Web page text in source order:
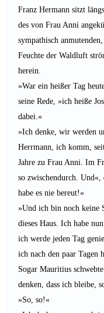
Franz Hermann sitzt
des von Frau Anni
sympathisch
Feuchte der Waldluft
herein.
»War ein heißer Tag
seine Rede, »ich heiße
dabei.«
»Ich denke, wir werden
Herrmann, ich komm,
Jahre zu Frau Anni. Im
so zwischendurch.
habe es nie bereut!«
»Und ich bin noch keine
dieses Haus. Ich habe
ich werde jeden Tag
ich nach den paar Tagen
Sogar Mauritius
denken, dass ich bleibe,
»So, so!«